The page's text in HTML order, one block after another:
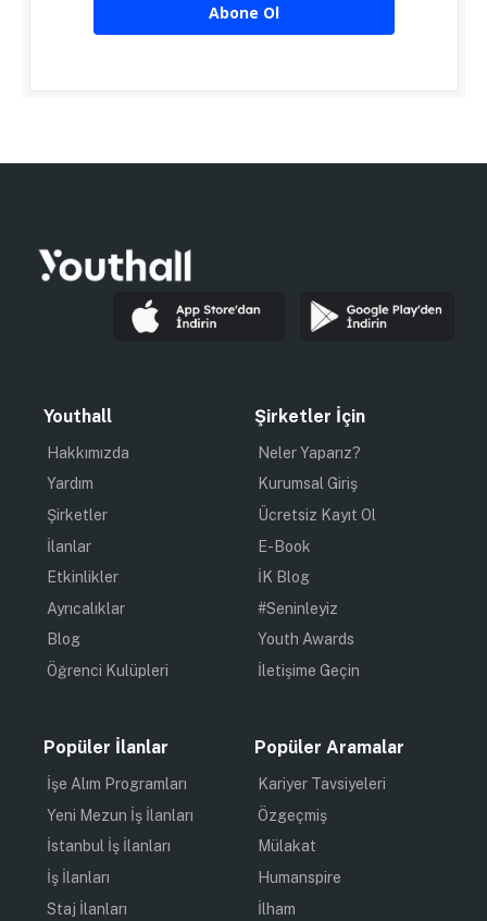
Abone Ol
Youthall
Hakkımızda
Yardım
Şirketler
İlanlar
Etkinlikler
Ayrıcalıklar
Blog
Öğrenci Kulüpleri
Şirketler İçin
Neler Yaparız?
Kurumsal Giriş
Ücretsiz Kayıt Ol
E-Book
İK Blog
#Seninleyiz
Youth Awards
İletişime Geçin
Popüler İlanlar
İşe Alım Programları
Yeni Mezun İş İlanları
İstanbul İş İlanları
İş İlanları
Staj İlanları
Popüler Aramalar
Kariyer Tavsiyeleri
Özgeçmiş
Mülakat
Humanspire
İlham